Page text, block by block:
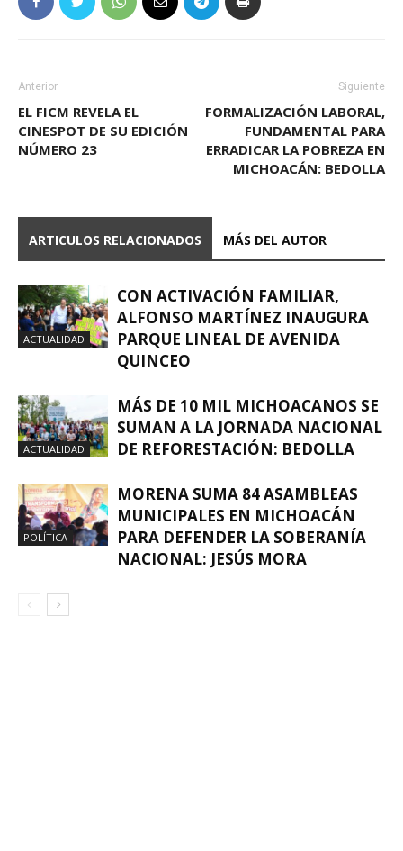
Anterior
EL FICM REVELA EL
CINESPOT DE SU EDICIÓN
NÚMERO 23
Siguiente
FORMALIZACIÓN LABORAL,
FUNDAMENTAL PARA
ERRADICAR LA POBREZA EN
MICHOACÁN: BEDOLLA
ARTICULOS RELACIONADOS MÁS DEL AUTOR
ACTUALIDAD
CON ACTIVACIÓN FAMILIAR,
ALFONSO MARTÍNEZ INAUGURA
PARQUE LINEAL DE AVENIDA
QUINCEO
ACTUALIDAD
MÁS DE 10 MIL MICHOACANOS SE
SUMAN A LA JORNADA NACIONAL
DE REFORESTACIÓN: BEDOLLA
POLÍTICA
MORENA SUMA 84 ASAMBLEAS
MUNICIPALES EN MICHOACÁN
PARA DEFENDER LA SOBERANÍA
NACIONAL: JESÚS MORA